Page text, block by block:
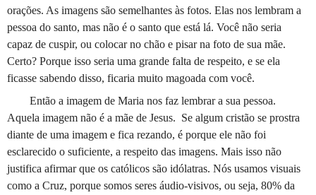
orações. As imagens são semelhantes às fotos. Elas nos lembram a
pessoa do santo, mas não é o santo que está lá. Você não seria
capaz de cuspir, ou colocar no chão e pisar na foto de sua mãe.
Certo? Porque isso seria uma grande falta de respeito, e se ela
ficasse sabendo disso, ficaria muito magoada com você.
Então a imagem de Maria nos faz lembrar a sua pessoa.
Aquela imagem não é a mãe de Jesus. Se algum cristão se prostra
diante de uma imagem e fica rezando, é porque ele não foi
esclarecido o suficiente, a respeito das imagens. Mais isso não
justifica afirmar que os católicos são idólatras. Nós usamos visuais
como a Cruz, porque somos seres áudio-visivos, ou seja, 80% da